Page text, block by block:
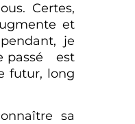
Certes,
et
je
passé est
futur, long
sa